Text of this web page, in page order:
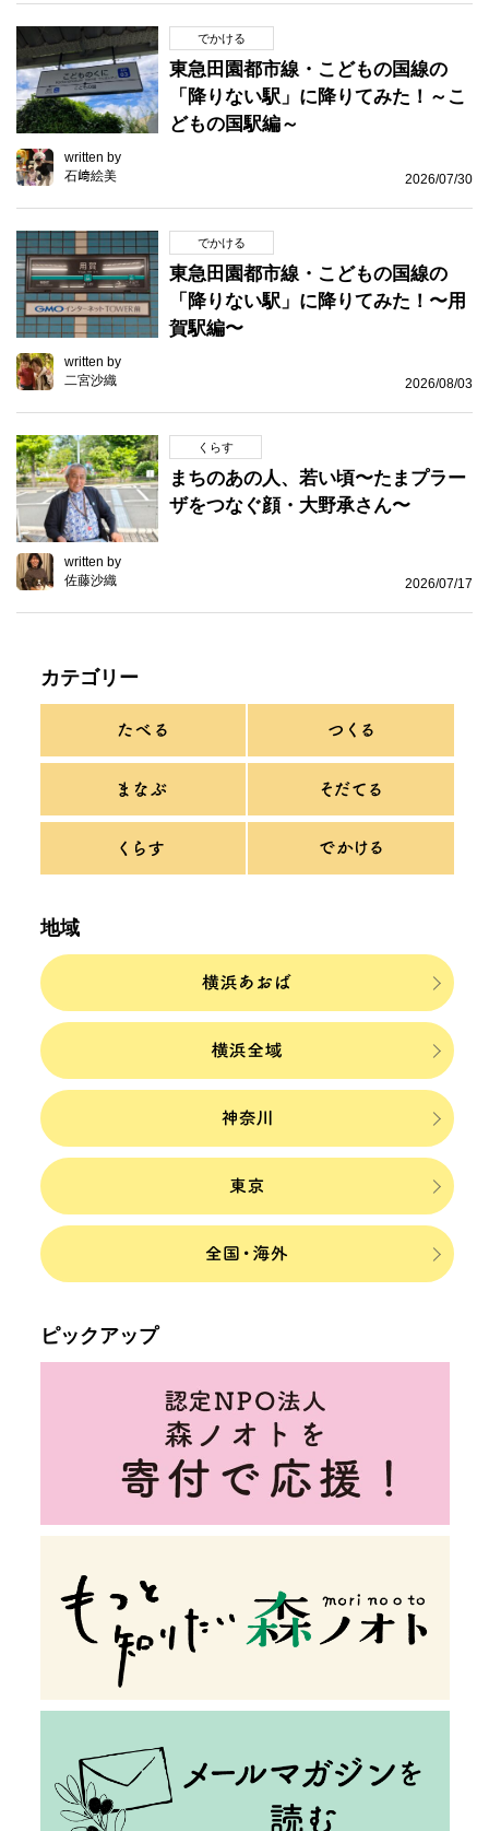
でかける
東急田園都市線・こどもの国線の
「降りない駅」に降りてみた！～こ
どもの国駅編～
written by
石﨑絵美
2026/07/30
でかける
東急田園都市線・こどもの国線の
「降りない駅」に降りてみた！〜用
賀駅編〜
written by
二宮沙織
2026/08/03
くらす
まちのあの人、若い頃〜たまプラー
ザをつなぐ顔・大野承さん〜
written by
佐藤沙織
2026/07/17
カテゴリー
地域
ピックアップ